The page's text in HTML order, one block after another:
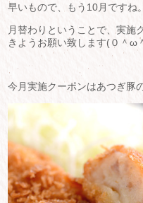
早いもので、もう10月ですね。
月替わりということで、実施
きようお願い致します(０＾ω
今月実施クーポンはあつぎ豚